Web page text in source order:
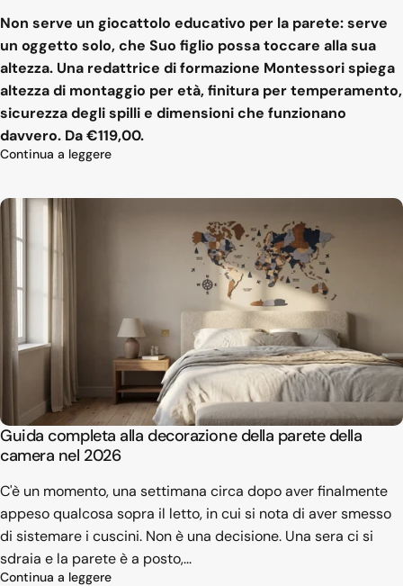
Non serve un giocattolo educativo per la parete: serve
un oggetto solo, che Suo figlio possa toccare alla sua
altezza. Una redattrice di formazione Montessori spiega
altezza di montaggio per età, finitura per temperamento,
sicurezza degli spilli e dimensioni che funzionano
davvero. Da €119,00.
Continua a leggeresu La guida completa per arredare la
Guida completa alla decorazione della parete della
camera nel 2026
C'è un momento, una settimana circa dopo aver finalmente
appeso qualcosa sopra il letto, in cui si nota di aver smesso
di sistemare i cuscini. Non è una decisione. Una sera ci si
sdraia e la parete è a posto,...
Continua a leggeresu Guida completa alla decorazione della